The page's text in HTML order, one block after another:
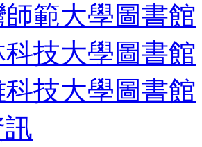
師範大學圖書館
科技大學圖書館
科技大學圖書館